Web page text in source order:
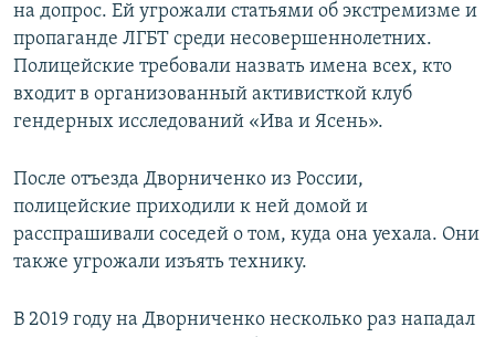
на допрос. Ей угрожали статьями об экстремизме и
пропаганде ЛГБТ среди несовершеннолетних.
Полицейские требовали назвать имена всех, кто
входит в организованный активисткой клуб
гендерных исследований «Ива и Ясень».
После отъезда Дворниченко из России,
полицейские приходили к ней домой и
расспрашивали соседей о том, куда она уехала. Они
также угрожали изъять технику.
В 2019 году на Дворниченко несколько раз нападал